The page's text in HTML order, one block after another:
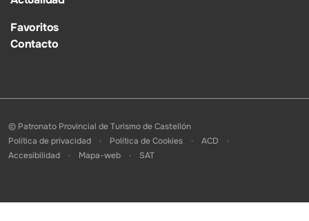
Favoritos
Contacto
© Patronato Provincial de Turismo de Castellón
Política de privacidad
Política de Cookies
ACD
Accesibilidad
Mapa-web SAT